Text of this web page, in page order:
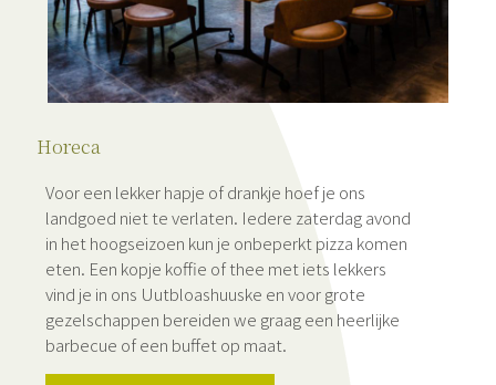
Horeca
Voor een lekker hapje of drankje hoef je ons
landgoed niet te verlaten. Iedere zaterdag avond
in het hoogseizoen kun je onbeperkt pizza komen
eten. Een kopje koffie of thee met iets lekkers
vind je in ons Uutbloashuuske en voor grote
gezelschappen bereiden we graag een heerlijke
barbecue of een buffet op maat.